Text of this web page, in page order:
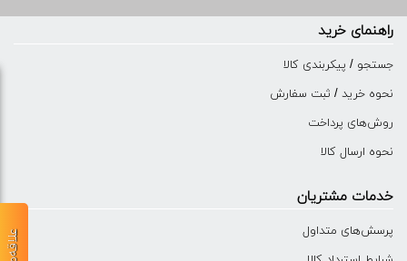
راهنمای خرید
جستجو / پیکربندی کالا
نحوه خرید / ثبت سفارش
روش‌های پرداخت
نحوه ارسال کالا
خدمات مشتریان
پرسش‌های متداول